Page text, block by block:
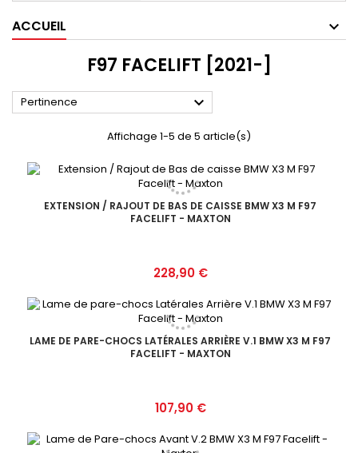
ACCUEIL
F97 FACELIFT [2021-]
Pertinence 
Affichage 1-5 de 5 article(s)
EXTENSION / RAJOUT DE BAS DE CAISSE BMW X3 M F97
FACELIFT - MAXTON
Prix
228,90 €
LAME DE PARE-CHOCS LATÉRALES ARRIÈRE V.1 BMW X3 M F97
FACELIFT - MAXTON
Prix
107,90 €